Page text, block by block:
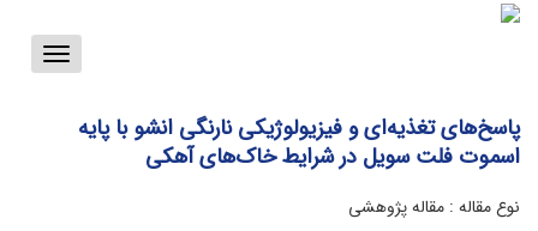
Toggle
پاسخ‌های تغذیه‌ای و فیزیولوژیکی نارنگی انشو با پایه
اسموت ‌فلت ‌سویل در شرایط خاک‌های آهکی
نوع مقاله : مقاله پژوهشی